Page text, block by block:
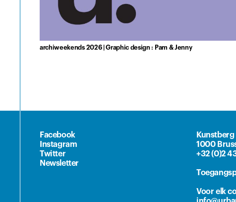
archiweekends 2026 | Graphic design : Pam & Jenny
Facebook
Instagram
Twitter
Newsletter
Kunstberg
1000
+32 (0)2
Voor elk